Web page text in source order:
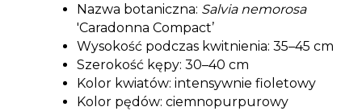
Nazwa botaniczna: Salvia nemorosa
'Caradonna Compact’
Wysokość podczas kwitnienia: 35–45 cm
Szerokość kępy: 30–40 cm
Kolor kwiatów: intensywnie fioletowy
Kolor pędów: ciemnopurpurowy